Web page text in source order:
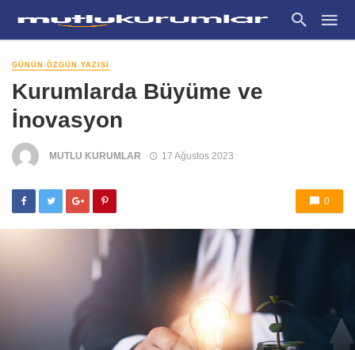
GÜNÜN ÖZGÜN YAZISI
Kurumlarda Büyüme ve
İnovasyon
MUTLU KURUMLAR 17 Ağustos 2023
0